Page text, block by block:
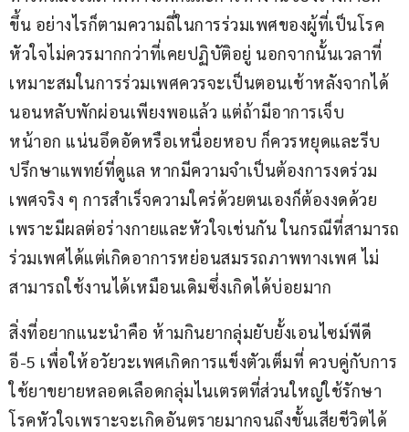
ขึ้น อย่างไรก็ตามความถี่ในการร่วมเพศของผู้ที่เป็นโรค
หัวใจไม่ควรมากกว่าที่เคยปฏิบัติอยู่ นอกจากนั้นเวลาที่
เหมาะสมในการร่วมเพศควรจะเป็นตอนเช้าหลังจากได้
นอนหลับพักผ่อนเพียงพอแล้ว แต่ถ้ามีอาการเจ็บ
หน้าอก แน่นอึดอัดหรือเหนื่อยหอบ ก็ควรหยุดและรีบ
ปรึกษาแพทย์ที่ดูแล หากมีความจำเป็นต้องการงดร่วม
เพศจริง ๆ การสำเร็จความใคร่ด้วยตนเองก็ต้องงดด้วย
เพราะมีผลต่อร่างกายและหัวใจเช่นกัน ในกรณีที่สามารถ
ร่วมเพศได้แต่เกิดอาการหย่อนสมรรถภาพทางเพศ ไม่
สามารถใช้งานได้เหมือนเดิมซึ่งเกิดได้บ่อยมาก
สิ่งที่อยากแนะนำคือ ห้ามกินยากลุ่มยับยั้งเอนไซม์พีดี
อี-5 เพื่อให้อวัยวะเพศเกิดการแข็งตัวเต็มที่ ควบคู่กับการ
ใช้ยาขยายหลอดเลือดกลุ่มไนเตรตที่ส่วนใหญ่ใช้รักษา
โรคหัวใจเพราะจะเกิดอันตรายมากจนถึงขั้นเสียชีวิตได้